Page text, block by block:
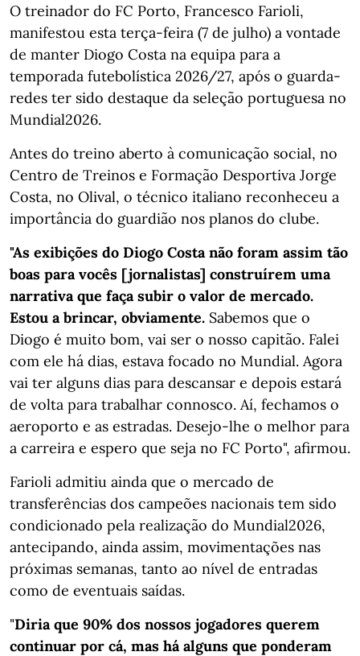
O treinador do FC Porto, Francesco Farioli,
manifestou esta terça-feira (7 de julho) a vontade
de manter Diogo Costa na equipa para a
temporada futebolística 2026/27, após o guarda-
redes ter sido destaque da seleção portuguesa no
Mundial2026.
Antes do treino aberto à comunicação social, no
Centro de Treinos e Formação Desportiva Jorge
Costa, no Olival, o técnico italiano reconheceu a
importância do guardião nos planos do clube.
"As exibições do Diogo Costa não foram assim tão
boas para vocês [jornalistas] construírem uma
narrativa que faça subir o valor de mercado.
Estou a brincar, obviamente. Sabemos que o
Diogo é muito bom, vai ser o nosso capitão. Falei
com ele há dias, estava focado no Mundial. Agora
vai ter alguns dias para descansar e depois estará
de volta para trabalhar connosco. Aí, fechamos o
aeroporto e as estradas. Desejo-lhe o melhor para
a carreira e espero que seja no FC Porto", afirmou.
Farioli admitiu ainda que o mercado de
transferências dos campeões nacionais tem sido
condicionado pela realização do Mundial2026,
antecipando, ainda assim, movimentações nas
próximas semanas, tanto ao nível de entradas
como de eventuais saídas.
"Diria que 90% dos nossos jogadores querem
continuar por cá, mas há alguns que ponderam